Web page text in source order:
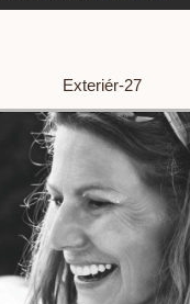
Exteriér-27